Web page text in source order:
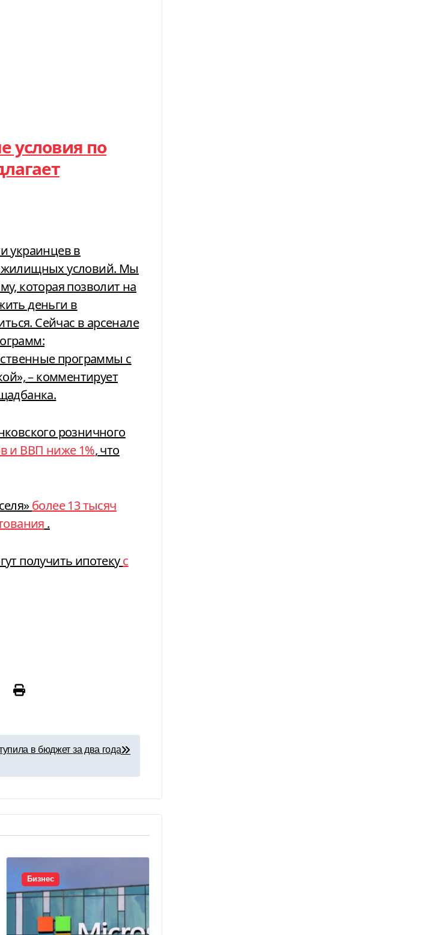
условия по
украинцев в
жилищных условий. Мы
которая позволит на
деньги в
Сейчас в арсенале
программы с
– комментирует
розничного
и ВВП ниже 1%, что
более 13 тысяч
.
получить ипотекус
в бюджет за два года
Бизнес